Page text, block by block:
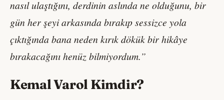
nasıl ulaştığını, derdinin aslında ne olduğunu, bir
gün her şeyi arkasında bırakıp sessizce yola
çıktığında bana neden kırık dökük bir hikâye
bırakacağını henüz bilmiyordum.”
Kemal Varol Kimdir?